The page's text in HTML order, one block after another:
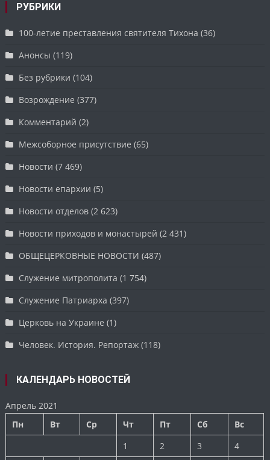
РУБРИКИ
100-летие преставления святителя Тихона (36)
Анонсы (119)
Без рубрики (104)
Возрождение (377)
Комментарий (2)
Межсоборное присутствие (65)
Новости (7 469)
Новости епархии (5)
Новости отделов (2 623)
Новости приходов и монастырей (2 431)
ОБЩЕЦЕРКОВНЫЕ НОВОСТИ (487)
Служение митрополита (1 754)
Служение Патриарха (397)
Церковь на Украине (1)
Человек. История. Репортаж (118)
КАЛЕНДАРЬ НОВОСТЕЙ
Апрель 2021
Пн
Вт Ср Чт Пт Сб
Вс
1
2 3 4